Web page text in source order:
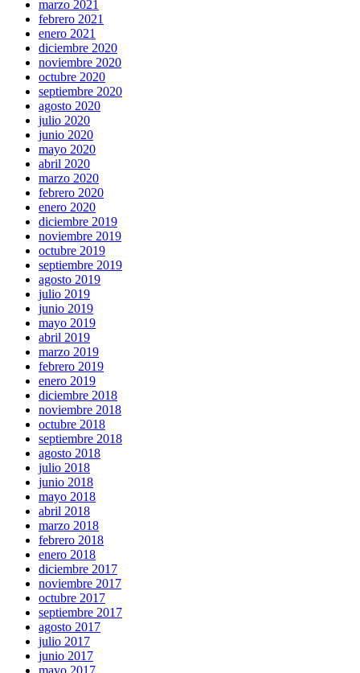
marzo 2021
febrero 2021
enero 2021
diciembre 2020
noviembre 2020
octubre 2020
septiembre 2020
agosto 2020
julio 2020
junio 2020
mayo 2020
abril 2020
marzo 2020
febrero 2020
enero 2020
diciembre 2019
noviembre 2019
octubre 2019
septiembre 2019
agosto 2019
julio 2019
junio 2019
mayo 2019
abril 2019
marzo 2019
febrero 2019
enero 2019
diciembre 2018
noviembre 2018
octubre 2018
septiembre 2018
agosto 2018
julio 2018
junio 2018
mayo 2018
abril 2018
marzo 2018
febrero 2018
enero 2018
diciembre 2017
noviembre 2017
octubre 2017
septiembre 2017
agosto 2017
julio 2017
junio 2017